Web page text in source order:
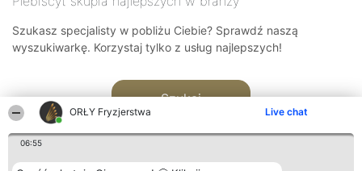
ORŁY Fryzjerstwa Live chat
06:55
Szukasz specjalisty w pobliżu Ciebie? Sprawdź naszą
wyszukiwarkę. Korzystaj tylko z usług najlepszych!
Szukaj